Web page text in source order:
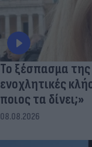
Το ξέσπασμα
ενοχλητικές
ποιος τα δίνει;»
08.08.2026